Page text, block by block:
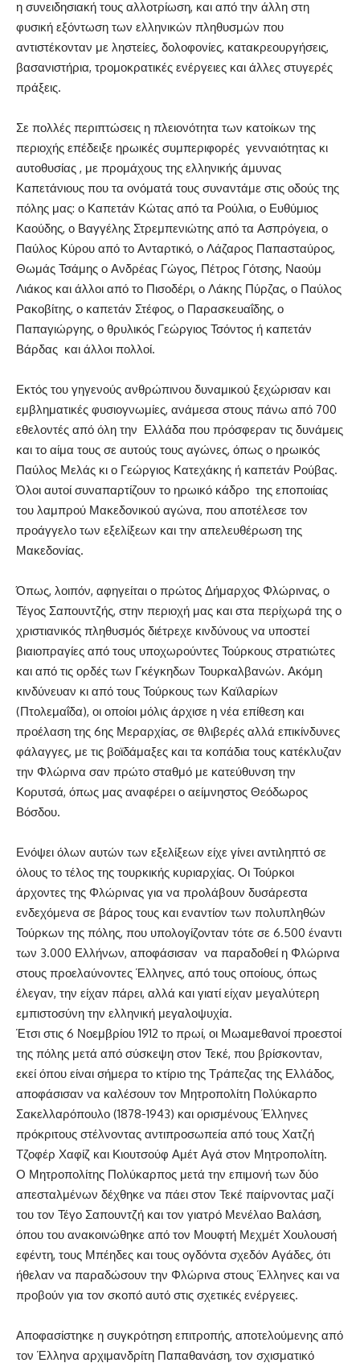
η συνειδησιακή τους αλλοτρίωση, και από την άλλη στη
φυσική εξόντωση των ελληνικών πληθυσμών που
αντιστέκονταν με ληστείες, δολοφονίες, κατακρεουργήσεις,
βασανιστήρια, τρομοκρατικές ενέργειες και άλλες στυγερές
πράξεις.
Σε πολλές περιπτώσεις η πλειονότητα των κατοίκων της
περιοχής επέδειξε ηρωικές συμπεριφορές γενναιότητας κι
αυτοθυσίας , με προμάχους της ελληνικής άμυνας
Καπετάνιους που τα ονόματά τους συναντάμε στις οδούς της
πόλης μας: ο Καπετάν Κώτας από τα Ρούλια, ο Ευθύμιος
Καούδης, ο Βαγγέλης Στρεμπενιώτης από τα Ασπρόγεια, ο
Παύλος Κύρου από το Ανταρτικό, ο Λάζαρος Παπασταύρος,
Θωμάς Τσάμης ο Ανδρέας Γώγος, Πέτρος Γότσης, Ναούμ
Λιάκος και άλλοι από το Πισοδέρι, ο Λάκης Πύρζας, ο Παύλος
Ρακοβίτης, ο καπετάν Στέφος, ο Παρασκευαΐδης, ο
Παπαγιώργης, ο θρυλικός Γεώργιος Τσόντος ή καπετάν
Βάρδας και άλλοι πολλοί.
Εκτός του γηγενούς ανθρώπινου δυναμικού ξεχώρισαν και
εμβληματικές φυσιογνωμίες, ανάμεσα στους πάνω από 700
εθελοντές από όλη την Ελλάδα που πρόσφεραν τις δυνάμεις
και το αίμα τους σε αυτούς τους αγώνες, όπως ο ηρωικός
Παύλος Μελάς κι ο Γεώργιος Κατεχάκης ή καπετάν Ρούβας.
Όλοι αυτοί συναπαρτίζουν το ηρωικό κάδρο της εποποιίας
του λαμπρού Μακεδονικού αγώνα, που αποτέλεσε τον
προάγγελο των εξελίξεων και την απελευθέρωση της
Μακεδονίας.
Όπως, λοιπόν, αφηγείται ο πρώτος Δήμαρχος Φλώρινας, ο
Τέγος Σαπουντζής, στην περιοχή μας και στα περίχωρά της ο
χριστιανικός πληθυσμός διέτρεχε κινδύνους να υποστεί
βιαιοπραγίες από τους υποχωρούντες Τούρκους στρατιώτες
και από τις ορδές των Γκέγκηδων Τουρκαλβανών. Ακόμη
κινδύνευαν κι από τους Τούρκους των Καϊλαρίων
(Πτολεμαΐδα), οι οποίοι μόλις άρχισε η νέα επίθεση και
προέλαση της 6ης Μεραρχίας, σε θλιβερές αλλά επικίνδυνες
φάλαγγες, με τις βοϊδάμαξες και τα κοπάδια τους κατέκλυζαν
την Φλώρινα σαν πρώτο σταθμό με κατεύθυνση την
Κορυτσά, όπως μας αναφέρει ο αείμνηστος Θεόδωρος
Βόσδου.
Ενόψει όλων αυτών των εξελίξεων είχε γίνει αντιληπτό σε
όλους το τέλος της τουρκικής κυριαρχίας. Οι Τούρκοι
άρχοντες της Φλώρινας για να προλάβουν δυσάρεστα
ενδεχόμενα σε βάρος τους και εναντίον των πολυπληθών
Τούρκων της πόλης, που υπολογίζονταν τότε σε 6.500 έναντι
των 3.000 Ελλήνων, αποφάσισαν να παραδοθεί η Φλώρινα
στους προελαύνοντες Έλληνες, από τους οποίους, όπως
έλεγαν, την είχαν πάρει, αλλά και γιατί είχαν μεγαλύτερη
εμπιστοσύνη την ελληνική μεγαλοψυχία.
Έτσι στις 6 Νοεμβρίου 1912 το πρωί, οι Μωαμεθανοί προεστοί
της πόλης μετά από σύσκεψη στον Τεκέ, που βρίσκονταν,
εκεί όπου είναι σήμερα το κτίριο της Τράπεζας της Ελλάδος,
αποφάσισαν να καλέσουν τον Μητροπολίτη Πολύκαρπο
Σακελλαρόπουλο (1878-1943) και ορισμένους Έλληνες
πρόκριτους στέλνοντας αντιπροσωπεία από τους Χατζή
Τζοφέρ Χαφίζ και Κιουτσούφ Αμέτ Αγά στον Μητροπολίτη.
Ο Μητροπολίτης Πολύκαρπος μετά την επιμονή των δύο
απεσταλμένων δέχθηκε να πάει στον Τεκέ παίρνοντας μαζί
του τον Τέγο Σαπουντζή και τον γιατρό Μενέλαο Βαλάση,
όπου του ανακοινώθηκε από τον Μουφτή Μεχμέτ Χουλουσή
εφέντη, τους Μπέηδες και τους ογδόντα σχεδόν Αγάδες, ότι
ήθελαν να παραδώσουν την Φλώρινα στους Έλληνες και να
προβούν για τον σκοπό αυτό στις σχετικές ενέργειες.
Αποφασίστηκε η συγκρότηση επιτροπής, αποτελούμενης από
τον Έλληνα αρχιμανδρίτη Παπαθανάση, τον σχισματικό